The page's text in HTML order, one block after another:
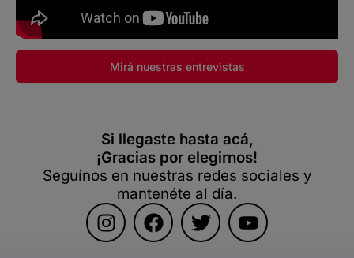
Mirá nuestras entrevistas
Si llegaste hasta acá,
¡Gracias por elegirnos!
Seguínos en nuestras redes sociales y
mantenéte al día.